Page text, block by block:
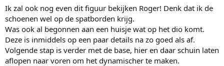
e
n
:
Ik zal ook nog even dit figuur bekijken Roger! Denk dat ik de
schoenen wel op de spatborden krijg.
Was ook al begonnen aan een huisje wat op het dio komt.
Deze is inmiddels op een paar details na zo goed als af.
Volgende stap is verder met de base, hier en daar schuin laten
aflopen naar voren om het dynamischer te maken.